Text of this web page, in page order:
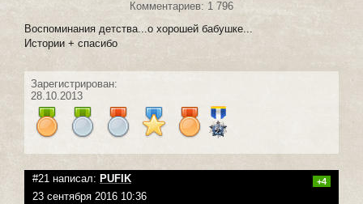
Комментариев: 1 796
Воспоминания детства...о хорошей бабушке...
Истории + спасибо
Зарегистрирован:
28.10.2013
#21 написал: PUFIK +4
23 сентября 2016 10:36